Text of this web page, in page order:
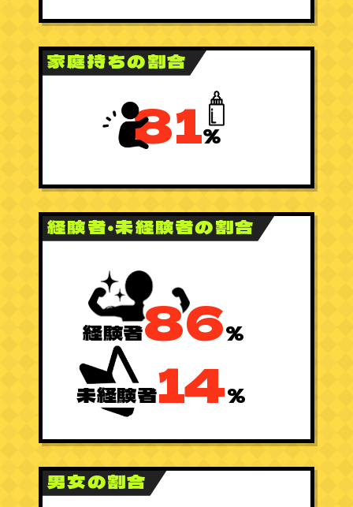
家庭持ちの割合
81％
経験者・未経験者の割合
経験者86%
未経験者14%
男女の割合